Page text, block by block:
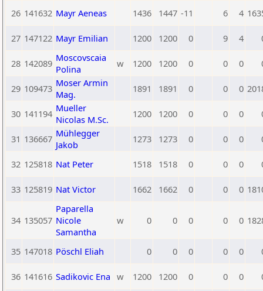
26 141632 Mayr Aeneas 1436 1447 -11 6 4
27 147122 Mayr Emilian 1200 1200 0 9 4
28 142089 Moscovscaia
Polina
w 1200 1200 0 0 0
29 109473 Moser Armin
Mag.
1891 1891 0 0 0
30 141194 Mueller
Nicolas M.Sc.
1200 1200 0 0 0
31 136667 Mühlegger
Jakob
1273 1273 0 0 0
32 125818 Nat Peter 1518 1518 0 0 0
33 125819 Nat Victor 1662 1662 0 0 0
34 135057
Paparella
Nicole
Samantha
w 0 0 0 0 0
35 147018 Pöschl Eliah 0 0 0 0 0
36 141616 Sadikovic Ena w 1200 1200 0 0 0